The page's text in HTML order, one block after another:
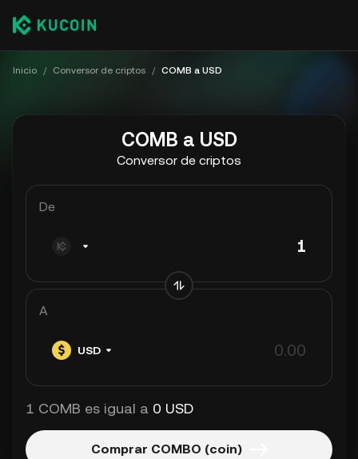
Inicio / Conversor de criptos / COMB a USD
COMB a USD
Conversor de criptos
De
A
USD
1 COMB es igual a 0 USD
Comprar COMBO (coin)